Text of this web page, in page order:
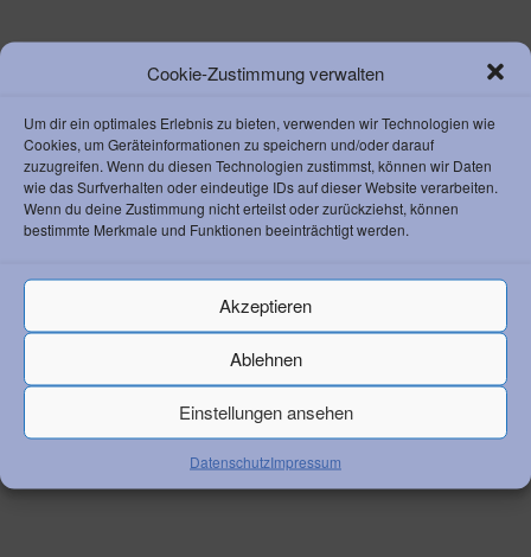
Cookie-Zustimmung verwalten
Um dir ein optimales Erlebnis zu bieten, verwenden wir Technologien wie
Cookies, um Geräteinformationen zu speichern und/oder darauf
zuzugreifen. Wenn du diesen Technologien zustimmst, können wir Daten
wie das Surfverhalten oder eindeutige IDs auf dieser Website verarbeiten.
Wenn du deine Zustimmung nicht erteilst oder zurückziehst, können
bestimmte Merkmale und Funktionen beeinträchtigt werden.
Akzeptieren
Ablehnen
Einstellungen ansehen
DatenschutzImpressum
KONTAKT ZUM AC
Waidallee 8
69469 Weinheim
Vorstandsvorsitzender Klaus Lerchl
Telefon:+49 6201 259 050
Email: info@ac-weinheim.de